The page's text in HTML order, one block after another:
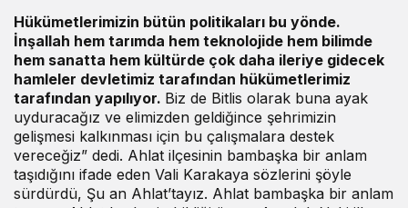
Hükümetlerimizin bütün politikaları bu yönde.
İnşallah hem tarımda hem teknolojide hem bilimde
hem sanatta hem kültürde çok daha ileriye gidecek
hamleler devletimiz tarafından hükümetlerimiz
tarafından yapılıyor. Biz de Bitlis olarak buna ayak
uyduracağız ve elimizden geldiğince şehrimizin
gelişmesi kalkınması için bu çalışmalara destek
vereceğiz” dedi. Ahlat ilçesinin bambaşka bir anlam
taşıdığını ifade eden Vali Karakaya sözlerini şöyle
sürdürdü, Şu an Ahlat’tayız. Ahlat bambaşka bir anlam